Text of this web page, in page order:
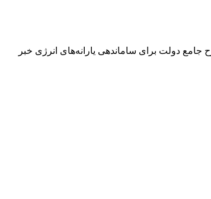
دولت برای ساماندهی یارانه‌های انرژی خبر